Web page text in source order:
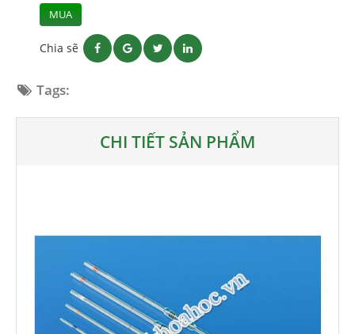
MUA
Chia sẽ
Tags:
CHI TIẾT SẢN PHẨM